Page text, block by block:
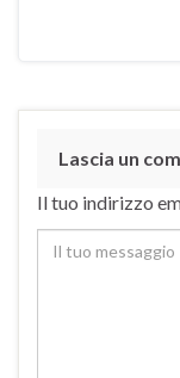
Lascia un
Il tuo indirizzo